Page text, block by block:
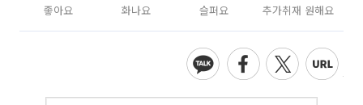
좋아요 화나요 슬퍼요 추가취재 원해요